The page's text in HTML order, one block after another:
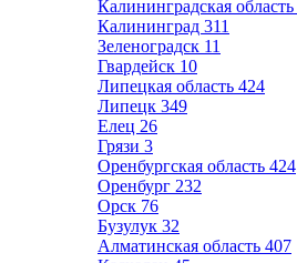
Калининградская область
Калининград 311
Зеленоградск 11
Гвардейск 10
Липецкая область 424
Липецк 349
Елец 26
Грязи 3
Оренбургская область 424
Оренбург 232
Орск 76
Бузулук 32
Алматинская область 407